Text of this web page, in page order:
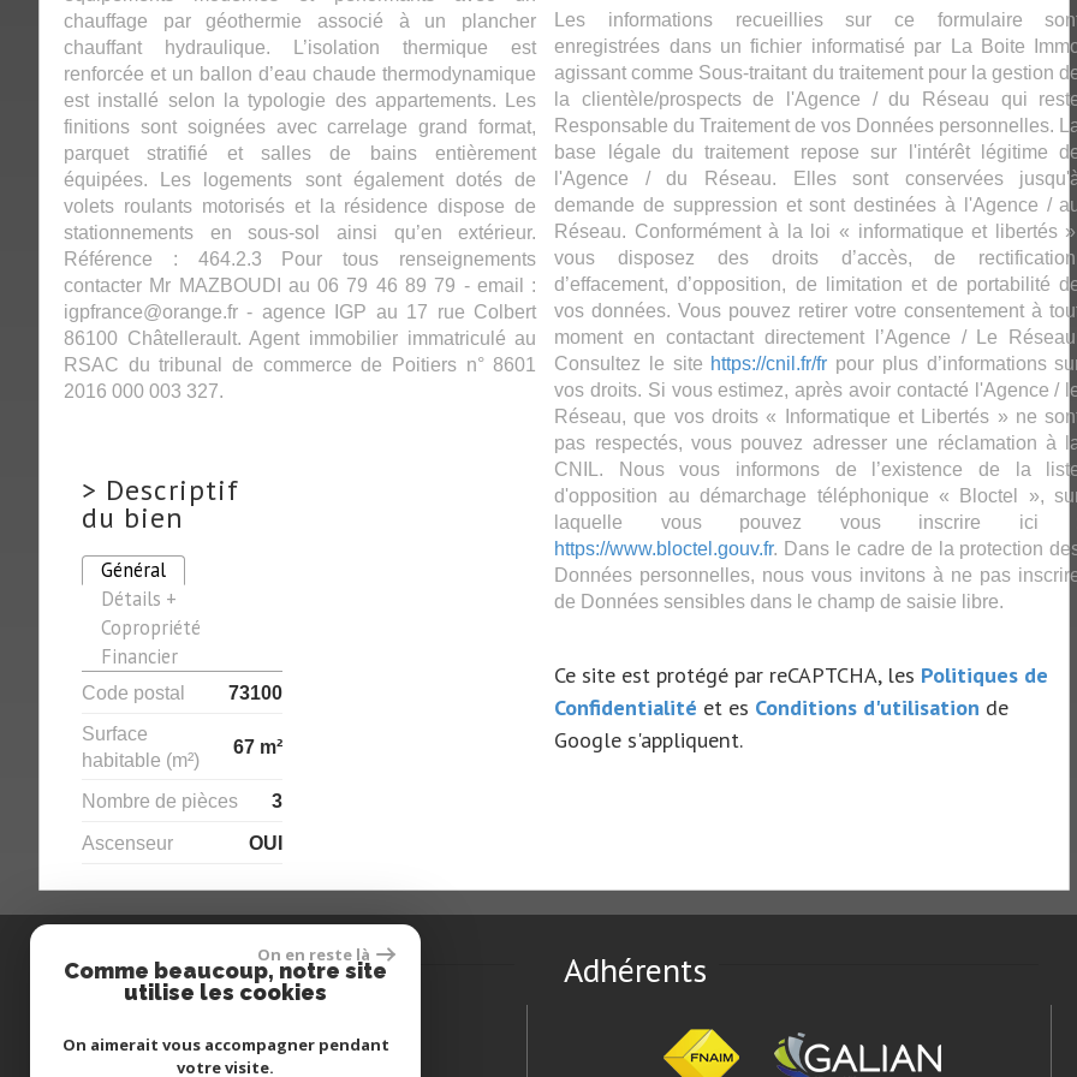
chauffage par géothermie associé à un plancher
chauffant hydraulique. L’isolation thermique est
renforcée et un ballon d’eau chaude thermodynamique
est installé selon la typologie des appartements. Les
finitions sont soignées avec carrelage grand format,
parquet stratifié et salles de bains entièrement
équipées. Les logements sont également dotés de
volets roulants motorisés et la résidence dispose de
stationnements en sous-sol ainsi qu’en extérieur.
Référence : 464.2.3 Pour tous renseignements
contacter Mr MAZBOUDI au 06 79 46 89 79 - email :
igpfrance@orange.fr - agence IGP au 17 rue Colbert
86100 Châtellerault. Agent immobilier immatriculé au
RSAC du tribunal de commerce de Poitiers n° 8601
2016 000 003 327.
> Descriptif
du bien
Général
Détails +
Copropriété
Financier
Code postal
73100
Surface
habitable (m²)
67 m²
Nombre de pièces
3
Ascenseur
OUI
Les informations recueillies sur ce formulaire
enregistrées dans un fichier informatisé par La Boite
agissant comme Sous-traitant du traitement pour la gestion
la clientèle/prospects de l'Agence / du Réseau qui
Responsable du Traitement de vos Données personnelles.
base légale du traitement repose sur l'intérêt légitime
l'Agence / du Réseau. Elles sont conservées
demande de suppression et sont destinées à l'Agence /
Réseau. Conformément à la loi « informatique et libertés
vous disposez des droits d’accès, de
d’effacement, d’opposition, de limitation et de portabilité
vos données. Vous pouvez retirer votre consentement à
moment en contactant directement l’Agence / Le
Consultez le site https://cnil.fr/fr pour plus d’informations
vos droits. Si vous estimez, après avoir contacté l'Agence /
Réseau, que vos droits « Informatique et Libertés » ne
pas respectés, vous pouvez adresser une réclamation à
CNIL. Nous vous informons de l’existence de la
d'opposition au démarchage téléphonique « Bloctel »,
laquelle vous pouvez vous inscrire ici
https://www.bloctel.gouv.fr. Dans le cadre de la protection
Données personnelles, nous vous invitons à ne pas
de Données sensibles dans le champ de saisie libre.
Ce site est protégé par reCAPTCHA, les Politiques de
Confidentialité et es Conditions d'utilisation de
Google s'appliquent.
Contactez-nous
Téléphone :05 49 55 15 55
Adhérents
On en reste là
Comme beaucoup, notre site
utilise les cookies
On aimerait vous accompagner pendant
votre visite.